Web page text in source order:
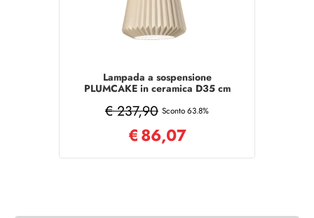
Lampada a sospensione
PLUMCAKE in ceramica D35 cm
€ 237,90 Sconto 63.8%
€86,07